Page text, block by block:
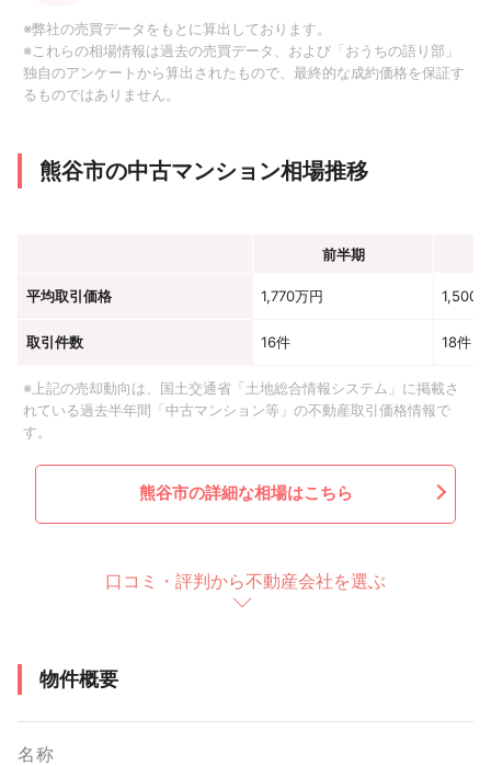
※弊社の売買データをもとに算出しております。
※これらの相場情報は過去の売買データ、および「おうちの語り部」
独自のアンケートから算出されたもので、最終的な成約価格を保証す
るものではありません。
熊谷市の中古マンション相場推移
前半期
平均取引価格 1,770万円 1,500
取引件数 16件 18件
※上記の売却動向は、国土交通省「土地総合情報システム」に掲載さ
れている過去半年間「中古マンション等」の不動産取引価格情報で
す。
熊谷市の詳細な相場はこちら
口コミ・評判から不動産会社を選ぶ
物件概要
名称